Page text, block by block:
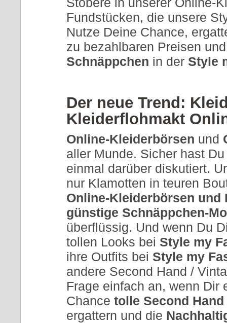
Fundstücken, die unsere
Nutze Deine Chance,
zu bezahlbaren Preisen
Schnäppchen in der Style
Der neue Trend:
Kleiderflohmakt
Online-Kleiderbörsen und
aller Munde. Sicher hast
einmal darüber diskutiert.
nur Klamotten in teuren
Online-Kleiderbörsen
günstige Schnäppchen-
überflüssig. Und wenn Du
tollen Looks bei Style my
ihre Outfits bei Style my
andere Second Hand /
Frage einfach an, wenn Dir
Chance tolle Second
ergattern und die